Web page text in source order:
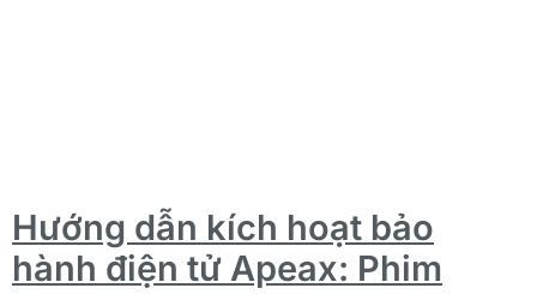
Hướng dẫn kích hoạt bảo
hành điện tử Apeax: Phim